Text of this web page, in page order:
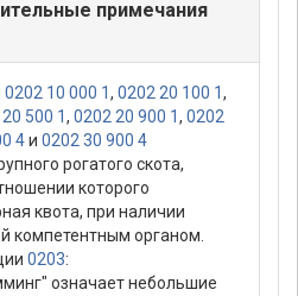
примечания
0202 10 000 1, 0202 20 100 1,
500 1, 0202 20 900 1, 0202
4и 0202 30 900 4
рогатого скота,
которого
квота, при наличии
компетентным органом.
0203:
означает небольшие